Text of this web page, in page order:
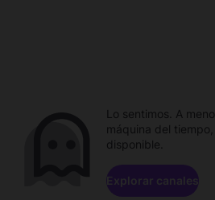
Lo sentimos. A
máquina del
disponible.
Explorar canales